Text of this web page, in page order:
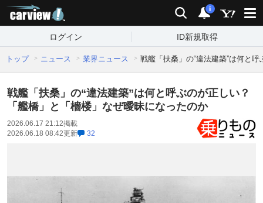
検索 通知
i
ログイン ID新規取得
トップ ニュース 業界ニュース 戦艦「扶桑」の“違法建築”は何と
戦艦「扶桑」の“違法建築”は何と呼ぶのが正しい？
「艦橋」と「檣楼」なぜ曖昧になったのか
2026.06.17 21:12掲載
2026.06.18 08:42更新 32